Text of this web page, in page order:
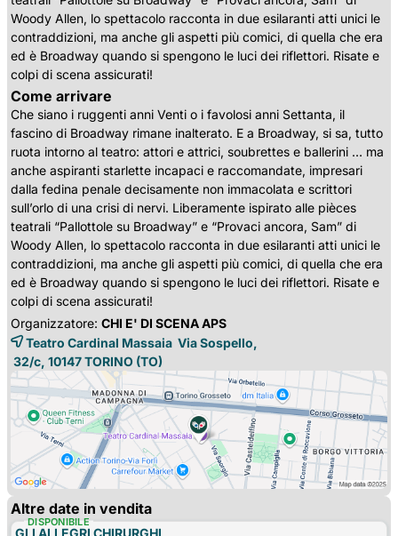
Woody Allen, lo spettacolo racconta in due esilaranti atti unici le
contraddizioni, ma anche gli aspetti più comici, di quella che era
ed è Broadway quando si spengono le luci dei riflettori. Risate e
colpi di scena assicurati!
Come arrivare
Che siano i ruggenti anni Venti o i favolosi anni Settanta, il
fascino di Broadway rimane inalterato. E a Broadway, si sa, tutto
ruota intorno al teatro: attori e attrici, soubrettes e ballerini … ma
anche aspiranti starlette incapaci e raccomandate, impresari
dalla fedina penale decisamente non immacolata e scrittori
sull’orlo di una crisi di nervi. Liberamente ispirato alle pièces
teatrali “Pallottole su Broadway” e “Provaci ancora, Sam” di
Woody Allen, lo spettacolo racconta in due esilaranti atti unici le
contraddizioni, ma anche gli aspetti più comici, di quella che era
ed è Broadway quando si spengono le luci dei riflettori. Risate e
colpi di scena assicurati!
Organizzatore: CHI E' DI SCENA APS
Teatro Cardinal Massaia Via Sospello,
32/c, 10147 TORINO (TO)
Altre date in vendita
GLI ALLEGRI CHIRURGHI
DISPONIBILE